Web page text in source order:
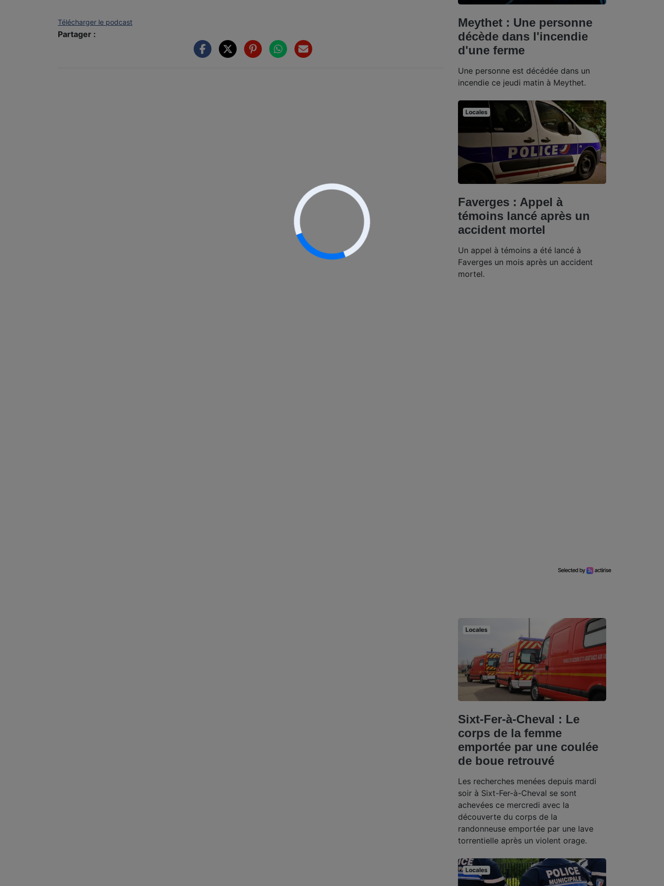
Télécharger le podcast
Partager :
Meythet : Une personne
décède dans l'incendie
d'une ferme
Une personne est décédée dans un
incendie ce jeudi matin à Meythet.
Locales
Faverges : Appel à
témoins lancé après un
accident mortel
Un appel à témoins a été lancé à
Faverges un mois après un accident
mortel.
Locales
Sixt-Fer-à-Cheval : Le
corps de la femme
emportée par une coulée
de boue retrouvé
Les recherches menées depuis mardi
soir à Sixt-Fer-à-Cheval se sont
achevées ce mercredi avec la
découverte du corps de la
randonneuse emportée par une lave
torrentielle après un violent orage.
Locales